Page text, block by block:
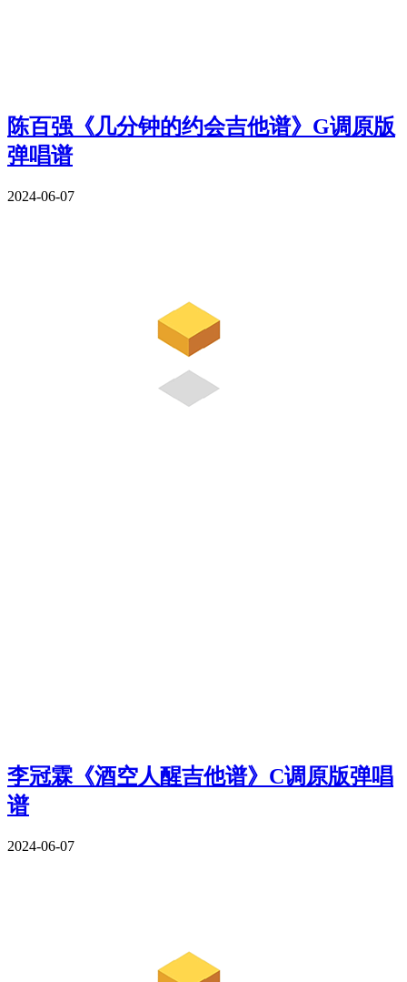
陈百强《几分钟的约会吉他谱》G调原版
弹唱谱
2024-06-07
李冠霖《酒空人醒吉他谱》C调原版弹唱
谱
2024-06-07